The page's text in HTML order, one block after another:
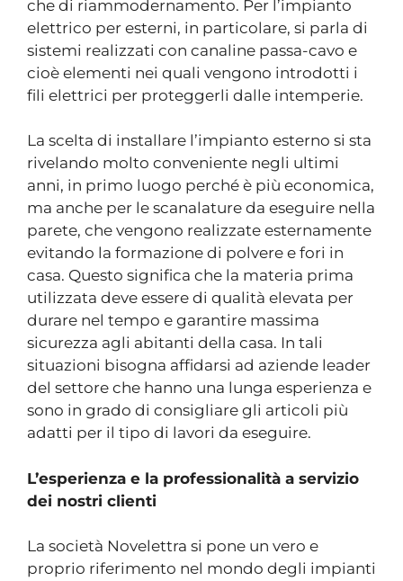
che di riammodernamento. Per l’impianto
elettrico per esterni, in particolare, si parla di
sistemi realizzati con canaline passa-cavo e
cioè elementi nei quali vengono introdotti i
fili elettrici per proteggerli dalle intemperie.
La scelta di installare l’impianto esterno si sta
rivelando molto conveniente negli ultimi
anni, in primo luogo perché è più economica,
ma anche per le scanalature da eseguire nella
parete, che vengono realizzate esternamente
evitando la formazione di polvere e fori in
casa. Questo significa che la materia prima
utilizzata deve essere di qualità elevata per
durare nel tempo e garantire massima
sicurezza agli abitanti della casa. In tali
situazioni bisogna affidarsi ad aziende leader
del settore che hanno una lunga esperienza e
sono in grado di consigliare gli articoli più
adatti per il tipo di lavori da eseguire.
L’esperienza e la professionalità a servizio
dei nostri clienti
La società Novelettra si pone un vero e
proprio riferimento nel mondo degli impianti